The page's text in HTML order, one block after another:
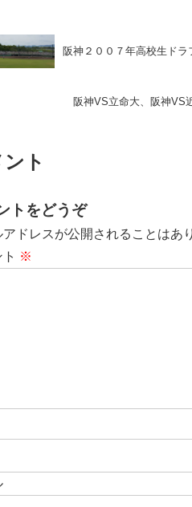
阪神２００７年高校生ド
阪神VS立命大、阪神VS
ト
トをどうぞ
アドレスが公開されることはあ
※